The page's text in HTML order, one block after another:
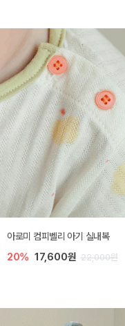
아로미 컴피벨리 아기 실내복
20% 17,600원 22,000원